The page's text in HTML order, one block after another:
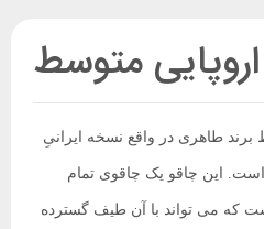
متوسط
طاهری در واقع نسخه ایرانیِ
این چاقو یک چاقوی تمام
که می تواند با آن طیف گسترده